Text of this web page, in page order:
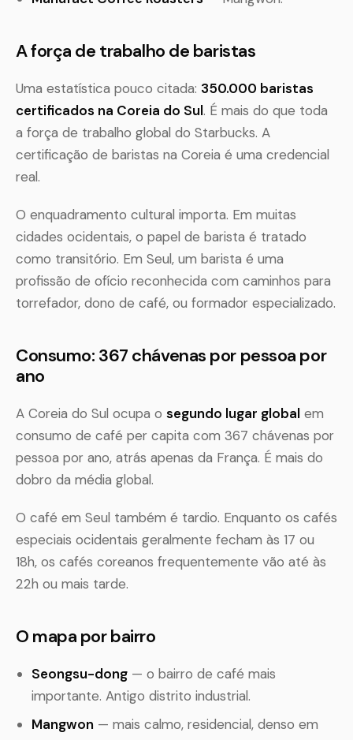
A força de trabalho de baristas
Uma estatística pouco citada: 350.000 baristas
certificados na Coreia do Sul. É mais do que toda
a força de trabalho global do Starbucks. A
certificação de baristas na Coreia é uma credencial
real.
O enquadramento cultural importa. Em muitas
cidades ocidentais, o papel de barista é tratado
como transitório. Em Seul, um barista é uma
profissão de ofício reconhecida com caminhos para
torrefador, dono de café, ou formador especializado.
Consumo: 367 chávenas por pessoa por
ano
A Coreia do Sul ocupa o segundo lugar global em
consumo de café per capita com 367 chávenas por
pessoa por ano, atrás apenas da França. É mais do
dobro da média global.
O café em Seul também é tardio. Enquanto os cafés
especiais ocidentais geralmente fecham às 17 ou
18h, os cafés coreanos frequentemente vão até às
22h ou mais tarde.
O mapa por bairro
Seongsu-dong — o bairro de café mais
importante. Antigo distrito industrial.
Mangwon — mais calmo, residencial, denso em